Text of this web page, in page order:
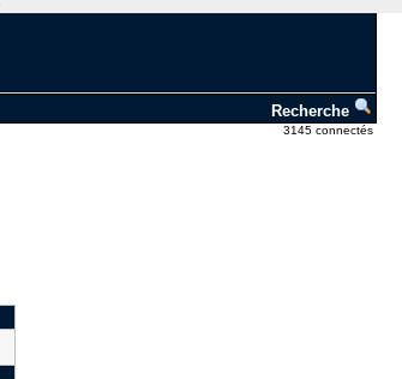
Recherche
3145 connectés